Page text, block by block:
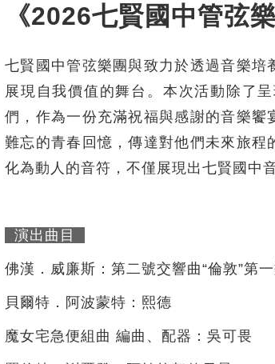
《2026七賢國中管弦
七賢國中管弦樂團與致力於透過音樂培
展現自我價值的舞台。本次活動除了
們，作為一份充滿祝福與感謝的音樂
難忘的青春回憶，傳達對他們未來旅
化為動人的音符，不僅展現出七賢國中
演出曲目
佛漢．威廉斯：第二號交響曲“倫敦”第
貝爾特．阿波蒙特：熙德
魔女宅急便組曲 編曲、配器：吳可畏